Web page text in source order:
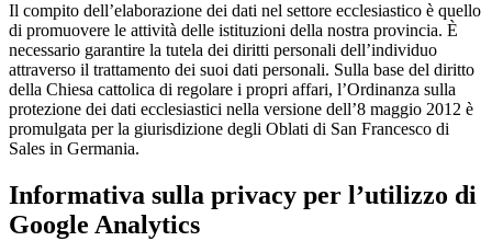
Il compito dell’elaborazione dei dati nel settore ecclesiastico è quello
di promuovere le attività delle istituzioni della nostra provincia. È
necessario garantire la tutela dei diritti personali dell’individuo
attraverso il trattamento dei suoi dati personali. Sulla base del diritto
della Chiesa cattolica di regolare i propri affari, l’Ordinanza sulla
protezione dei dati ecclesiastici nella versione dell’8 maggio 2012 è
promulgata per la giurisdizione degli Oblati di San Francesco di
Sales in Germania.
Informativa sulla privacy per l’utilizzo di
Google Analytics